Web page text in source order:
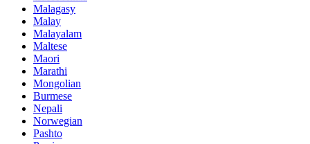
Malagasy
Malay
Malayalam
Maltese
Maori
Marathi
Mongolian
Burmese
Nepali
Norwegian
Pashto